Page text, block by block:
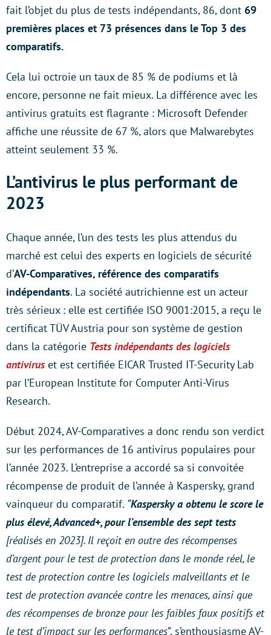
fait l’objet du plus de tests indépendants, 86, dont 69
premières places et 73 présences dans le Top 3 des
comparatifs.
Cela lui octroie un taux de 85 % de podiums et là
encore, personne ne fait mieux. La différence avec les
antivirus gratuits est flagrante : Microsoft Defender
affiche une réussite de 67 %, alors que Malwarebytes
atteint seulement 33 %.
L’antivirus le plus performant de
2023
Chaque année, l’un des tests les plus attendus du
marché est celui des experts en logiciels de sécurité
d’AV-Comparatives, référence des comparatifs
indépendants. La société autrichienne est un acteur
très sérieux : elle est certifiée ISO 9001:2015, a reçu le
certificat TÜV Austria pour son système de gestion
dans la catégorie Tests indépendants des logiciels
antivirus et est certifiée EICAR Trusted IT-Security Lab
par l’European Institute for Computer Anti-Virus
Research.
Début 2024, AV-Comparatives a donc rendu son verdict
sur les performances de 16 antivirus populaires pour
l’année 2023. L’entreprise a accordé sa si convoitée
récompense de produit de l’année à Kaspersky, grand
vainqueur du comparatif. “Kaspersky a obtenu le score le
plus élevé, Advanced+, pour l’ensemble des sept tests
[réalisés en 2023]. Il reçoit en outre des récompenses
d’argent pour le test de protection dans le monde réel, le
test de protection contre les logiciels malveillants et le
test de protection avancée contre les menaces, ainsi que
des récompenses de bronze pour les faibles faux positifs et
le test d’impact sur les performances”, s’enthousiasme AV-